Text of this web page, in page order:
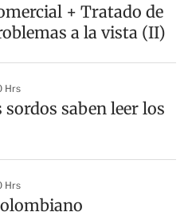
+ Tratado de
a la vista (II)
Hrs
sordos saben leer los
Hrs